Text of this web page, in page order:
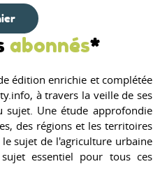
abonnés*
édition enrichie et complétée
à travers la veille de ses
sujet. Une étude approfondie
des régions et les territoires
sujet de l'agriculture urbaine
essentiel pour tous ces